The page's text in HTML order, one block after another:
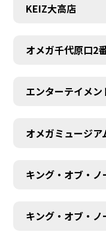
KEIZ大高店
オメガ千代原口2
エンターテイメ
オメガミュージア
キング・オブ・
キング・オブ・